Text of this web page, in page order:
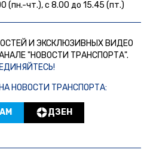
(пн.-чт.), с 8.00 до 15.45 (пт.)
И ЭКСКЛЮЗИВНЫХ ВИДЕО
"НОВОСТИ ТРАНСПОРТА".
НОВОСТИ ТРАНСПОРТА:
ДЗЕН